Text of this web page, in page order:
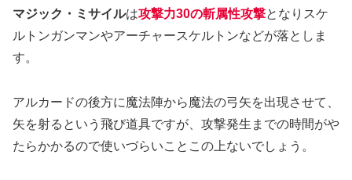
マジック・ミサイルは攻撃力30の斬属性攻撃となりスケ
ルトンガンマンやアーチャースケルトンなどが落としま
す。
アルカードの後方に魔法陣から魔法の弓矢を出現させて、
矢を射るという飛び道具ですが、攻撃発生までの時間がや
たらかかるので使いづらいことこの上ないでしょう。